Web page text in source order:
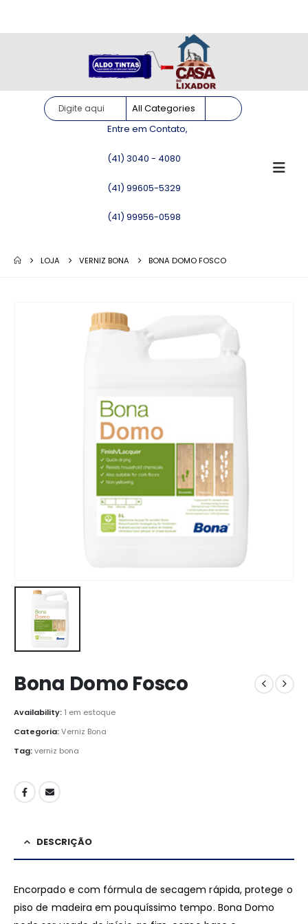
Entre em Contato,
(41) 3040 - 4080
(41) 99605-5329
(41) 99956-0598
LOJA VERNIZ BONA BONA DOMO FOSCO
Bona Domo Fosco
Availability: 1 em estoque
Categoria:Verniz Bona
Tag:verniz bona
DESCRIÇÃO
Encorpado e com fórmula de secagem rápida, protege o
piso de madeira em pouquíssimo tempo. Bona Domo